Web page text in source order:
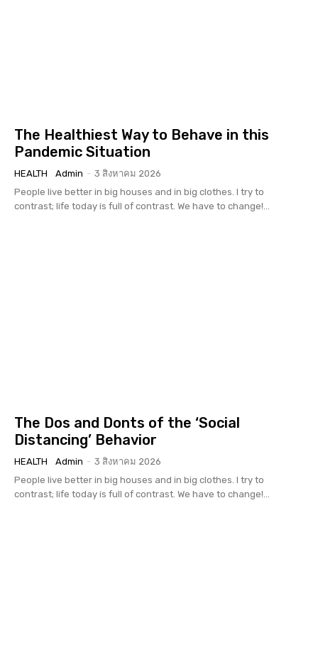
The Healthiest Way to Behave in this
Pandemic Situation
HEALTH Admin - 3 สิงหาคม 2026
People live better in big houses and in big clothes. I try to
contrast; life today is full of contrast. We have to change!...
The Dos and Donts of the ‘Social
Distancing’ Behavior
HEALTH Admin - 3 สิงหาคม 2026
People live better in big houses and in big clothes. I try to
contrast; life today is full of contrast. We have to change!...